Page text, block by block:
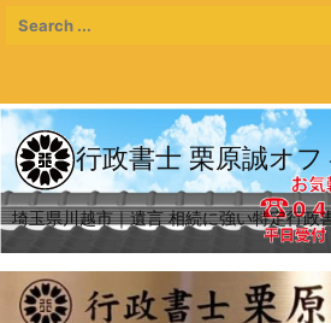
行政書士 栗原誠オフ
埼玉県川越市｜遺言 相続に強い特定行政